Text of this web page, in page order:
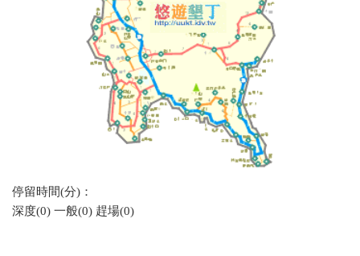
停留時間(分)：
深度(0) 一般(0) 趕場(0)